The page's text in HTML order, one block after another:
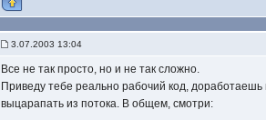
3.07.2003 13:04
Все не так просто, но и не так сложно.
Приведу тебе реально рабочий код,
выцарапать из потока. В общем, смотри: